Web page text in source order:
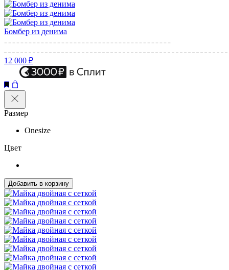
Бомбер из денима
12 000 ₽
Размер
Onesize
Цвет
Добавить в корзину